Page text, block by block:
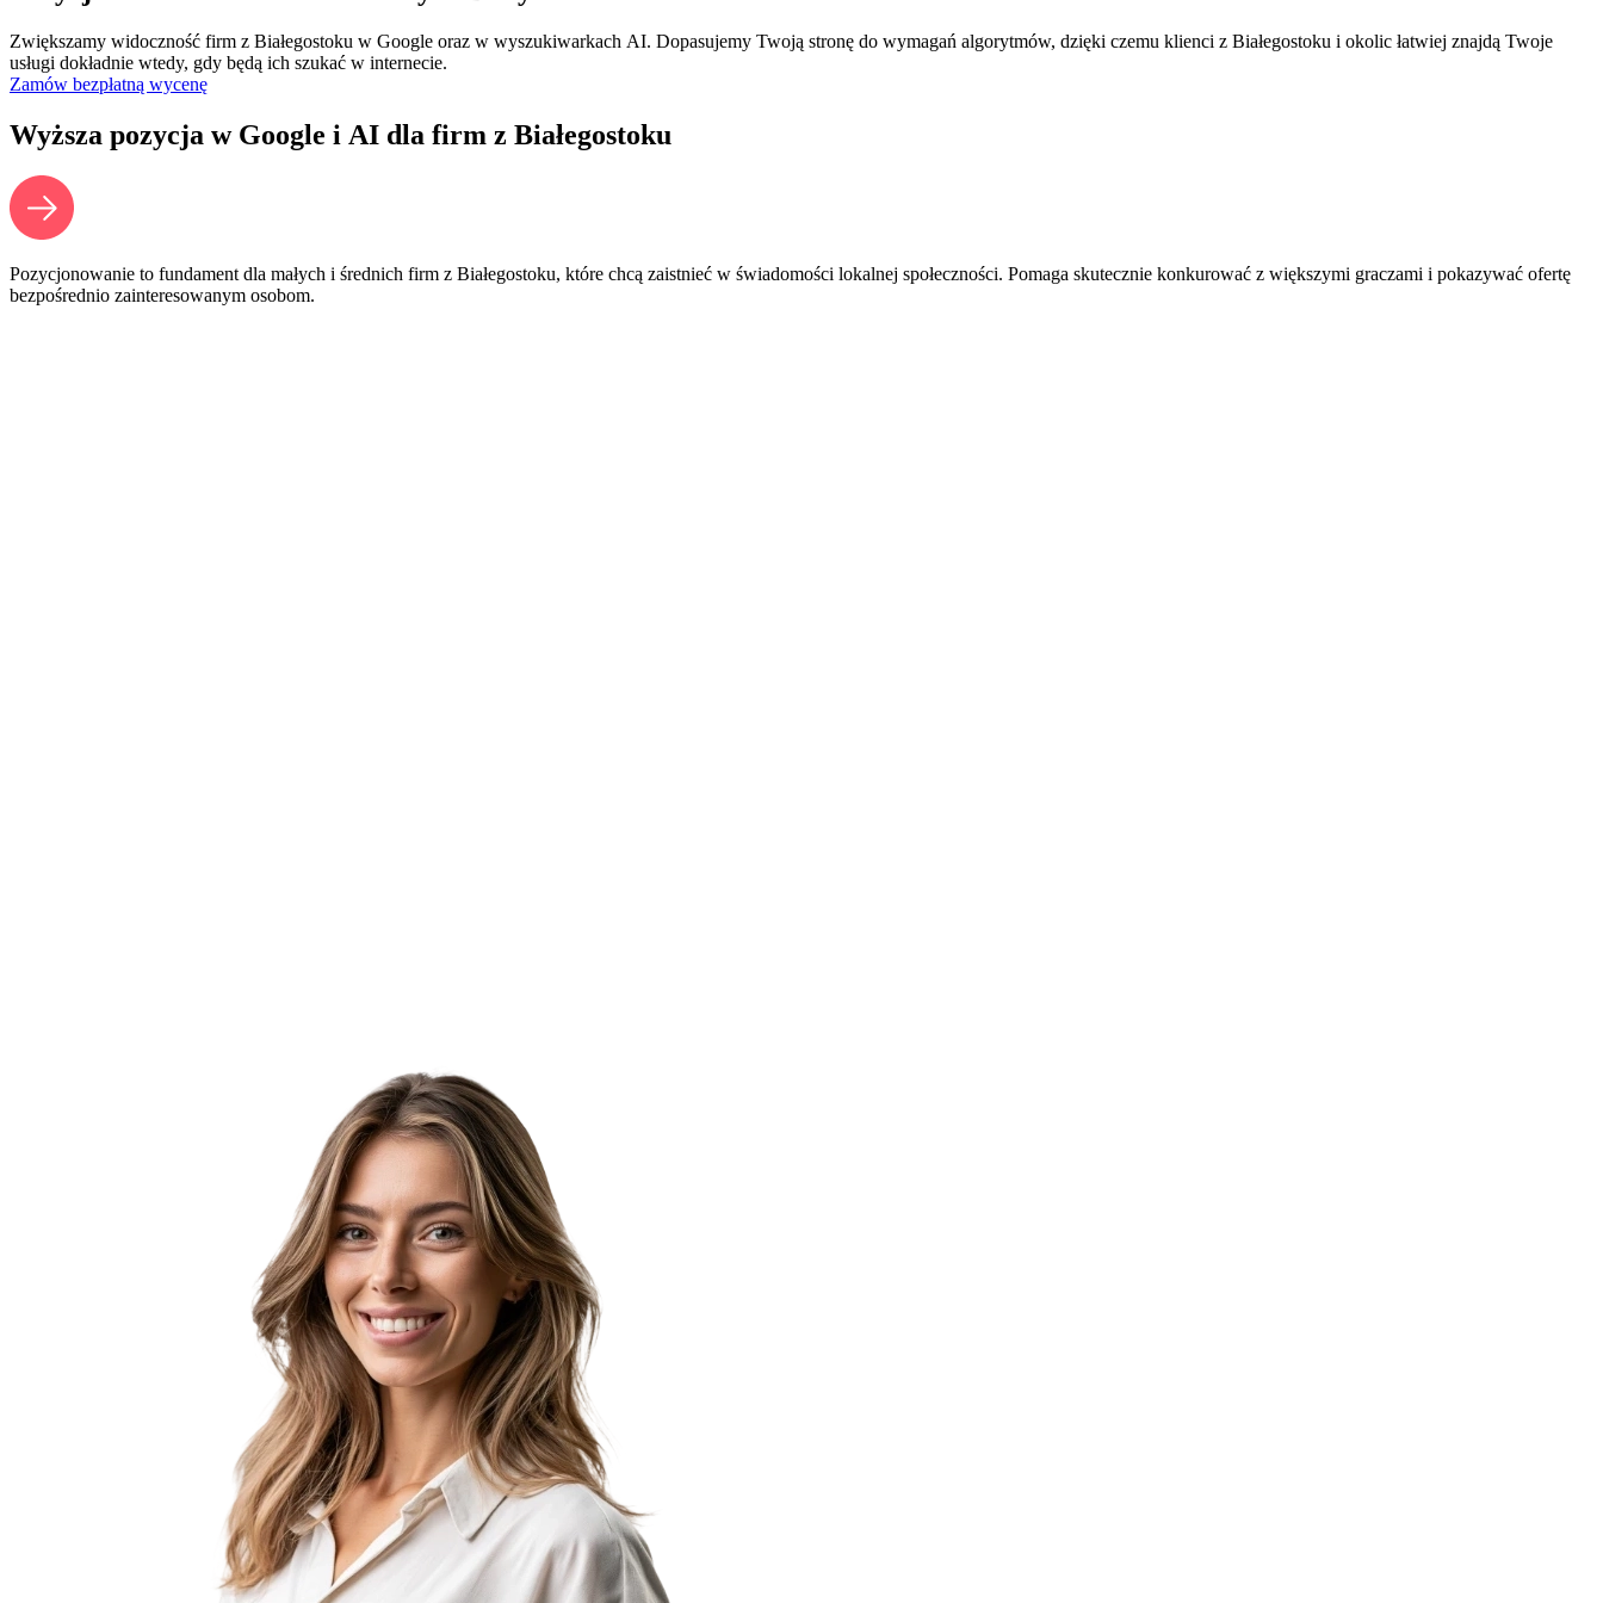
Zwiększamy widoczność firm z Białegostoku w Google oraz w wyszukiwarkach AI. Dopasujemy Twoją stronę do wymagań algorytmów, dzięki czemu klienci z Białegostoku i okolic łatwiej znajdą Twoje
usługi dokładnie wtedy, gdy będą ich szukać w internecie.
Zamów bezpłatną wycenę
Wyższa pozycja w Google i AI dla firm z Białegostoku
Pozycjonowanie to fundament dla małych i średnich firm z Białegostoku, które chcą zaistnieć w świadomości lokalnej społeczności. Pomaga skutecznie konkurować z większymi graczami i pokazywać ofertę
bezpośrednio zainteresowanym osobom.